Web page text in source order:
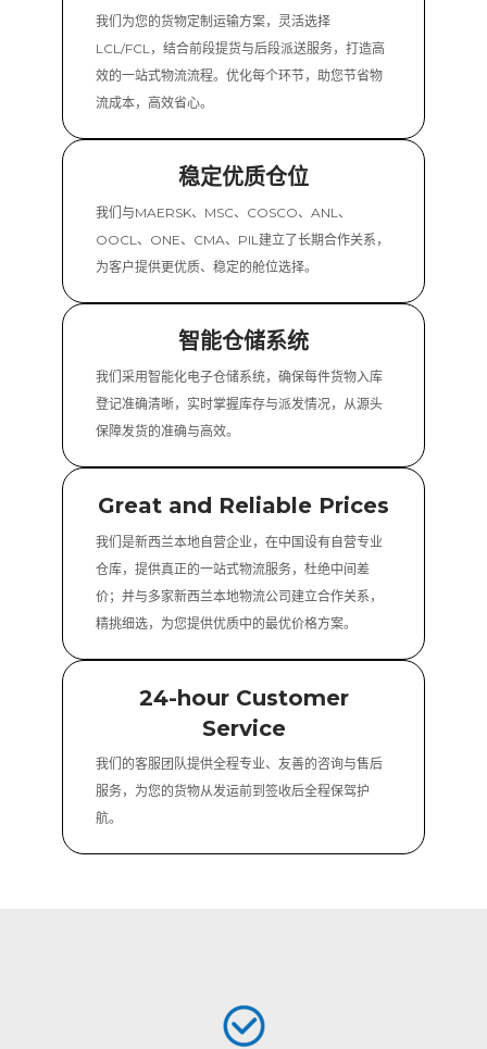
我们为您的货物定制运输方案，灵活选择
LCL/FCL，结合前段提货与后段派送服务，打造高
效的一站式物流流程。优化每个环节，助您节省物
流成本，高效省心。
稳定优质仓位
我们与MAERSK、MSC、COSCO、ANL、
OOCL、ONE、CMA、PIL建立了长期合作关系，
为客户提供更优质、稳定的舱位选择。
智能仓储系统
我们采用智能化电子仓储系统，确保每件货物入库
登记准确清晰，实时掌握库存与派发情况，从源头
保障发货的准确与高效。
Great and Reliable Prices
我们是新西兰本地自营企业，在中国设有自营专业
仓库，提供真正的一站式物流服务，杜绝中间差
价；并与多家新西兰本地物流公司建立合作关系，
精挑细选，为您提供优质中的最优价格方案。
24-hour Customer
Service
我们的客服团队提供全程专业、友善的咨询与售后
服务，为您的货物从发运前到签收后全程保驾护
航。